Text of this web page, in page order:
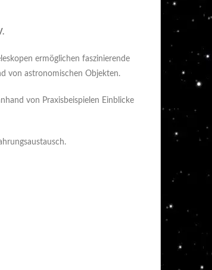
ermöglichen faszinierende
von astronomischen Objekten.
von Praxisbeispielen Einblicke